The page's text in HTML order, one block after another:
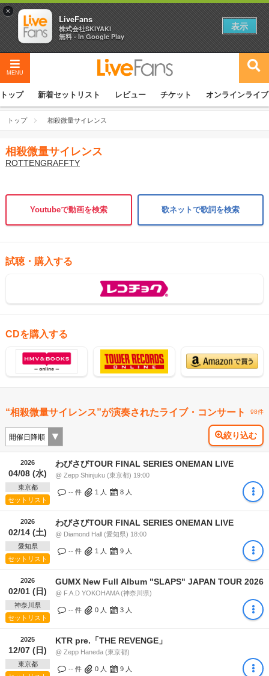
MENU
トップ 新着セットリスト レビュー チケット オンラインライブ
トップ 相殺微量サイレンス
相殺微量サイレンス
ROTTENGRAFFTY
Youtubeで動画を検索 歌ネットで歌詞を検索
試聴・購入する
CDを購入する
“相殺微量サイレンス”が演奏されたライブ・コンサート 98件
絞り込む
2026
04/08 (水)
東京都
セットリスト
わびさびTOUR FINAL SERIES ONEMAN LIVE
@ Zepp Shinjuku (東京都) 19:00
-- 件 1 人 8 人
2026
02/14 (土)
愛知県
セットリスト
わびさびTOUR FINAL SERIES ONEMAN LIVE
@ Diamond Hall (愛知県) 18:00
-- 件 1 人 9 人
2026
02/01 (日)
神奈川県
セットリスト
GUMX New Full Album "SLAPS" JAPAN TOUR 2026
@ F.A.D YOKOHAMA (神奈川県)
-- 件 0 人 3 人
2025
12/07 (日)
東京都
KTR pre.「THE REVENGE」
@ Zepp Haneda (東京都)
-- 件 0 人 9 人
×
LiveFans
株式会社SKIYAKI
無料 - In Google Play
表示